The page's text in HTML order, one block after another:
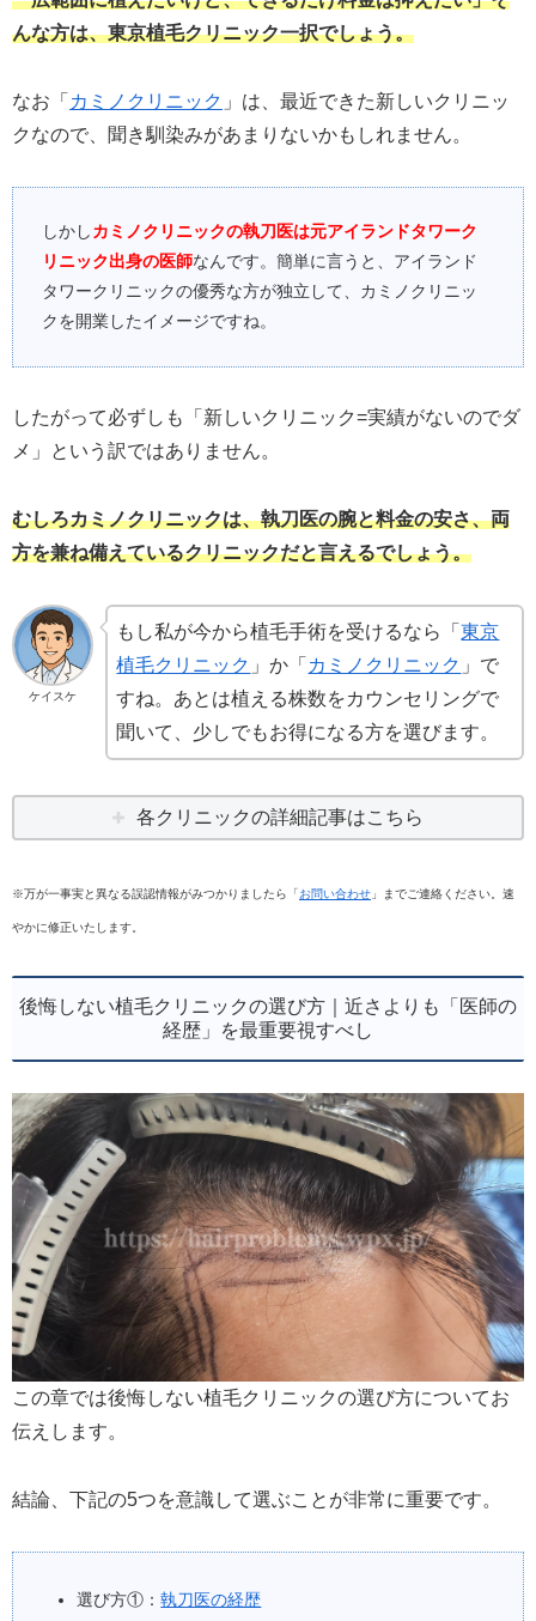
んな方は、東京植毛クリニック一択でしょう。
なお「 カミノクリニック 」は、最近できた新しいクリニッ
クなので、聞き馴染みがあまりないかもしれません。
しかしカミノクリニックの執刀医は元アイランドタワーク
リニック出身の医師なんです。簡単に言うと、アイランド
タワークリニックの優秀な方が独立して、カミノクリニッ
クを開業したイメージですね。
したがって必ずしも「新しいクリニック=実績がないのでダ
メ」という訳ではありません。
むしろカミノクリニックは、執刀医の腕と料金の安さ、両
方を兼ね備えているクリニックだと言えるでしょう。
ケイスケ
もし私が今から植毛手術を受けるなら「東京
植毛クリニック 」か「 カミノクリニック 」で
すね。あとは植える株数をカウンセリングで
聞いて、少しでもお得になる方を選びます。
各クリニックの詳細記事はこちら
※万が一事実と異なる誤認情報がみつかりましたら「お問い合わせ 」までご連絡ください。速
やかに修正いたします。
後悔しない植毛クリニックの選び方｜近さよりも「医師の
経歴」を最重要視すべし
この章では後悔しない植毛クリニックの選び方についてお
伝えします。
結論、下記の5つを意識して選ぶことが非常に重要です。
選び方①：執刀医の経歴